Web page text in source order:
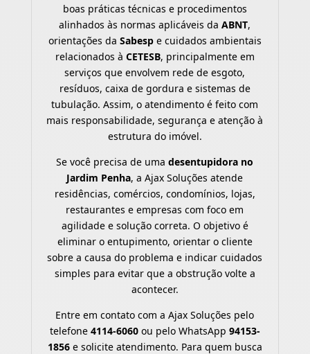
boas práticas técnicas e procedimentos
alinhados às normas aplicáveis daABNT,
orientações da Sabespe cuidados ambientais
relacionados à CETESB, principalmente em
serviços que envolvem rede de esgoto,
resíduos, caixa de gordura e sistemas de
tubulação. Assim, o atendimento é feito com
mais responsabilidade, segurança e atenção à
estrutura do imóvel.
Se você precisa de umadesentupidora no
Jardim Penha, a Ajax Soluções atende
residências, comércios, condomínios, lojas,
restaurantes e empresas com foco em
agilidade e solução correta. O objetivo é
eliminar o entupimento, orientar o cliente
sobre a causa do problema e indicar cuidados
simples para evitar que a obstrução volte a
acontecer.
Entre em contato com a Ajax Soluções pelo
telefone 4114-6060ou pelo WhatsApp 94153-
1856e solicite atendimento. Para quem busca